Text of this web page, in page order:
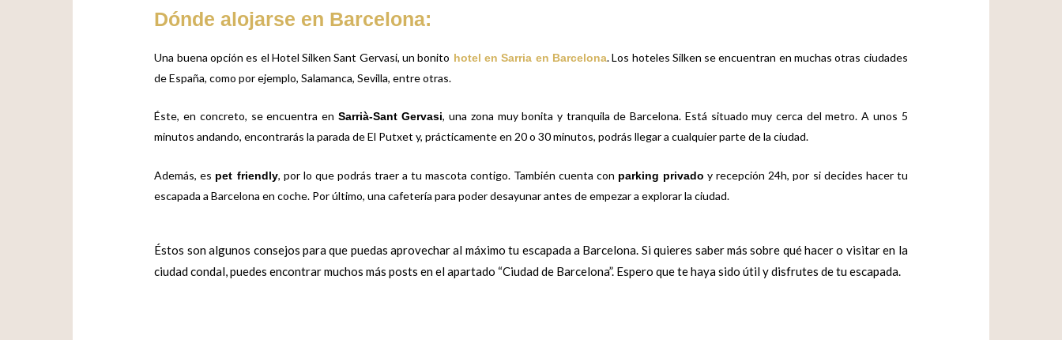
Dónde alojarse en Barcelona:
Una buena opción es el Hotel Silken Sant Gervasi, un bonito hotel en Sarria en Barcelona.Los hoteles Silken se encuentran en muchas otras ciudades
de España, como por ejemplo, Salamanca, Sevilla, entre otras.
Éste, en concreto, se encuentra en Sarrià-Sant Gervasi, una zona muy bonita y tranquila de Barcelona. Está situado muy cerca del metro. A unos 5
minutos andando, encontrarás la parada de El Putxet y, prácticamente en 20 o 30 minutos, podrás llegar a cualquier parte de la ciudad.
Además, es pet friendly, por lo que podrás traer a tu mascota contigo. También cuenta con parking privado y recepción 24h, por si decides hacer tu
escapada a Barcelona en coche. Por último, una cafetería para poder desayunar antes de empezar a explorar la ciudad.
Éstos son algunos consejos para que puedas aprovechar al máximo tu escapada a Barcelona. Si quieres saber más sobre qué hacer o visitar en la
ciudad condal, puedes encontrar muchos más posts en el apartado “Ciudad de Barcelona”. Espero que te haya sido útil y disfrutes de tu escapada.